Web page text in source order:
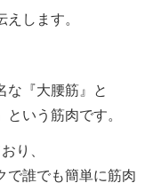
します。
な『大腰筋』と
いう筋肉です。
り、
で誰でも簡単に筋肉